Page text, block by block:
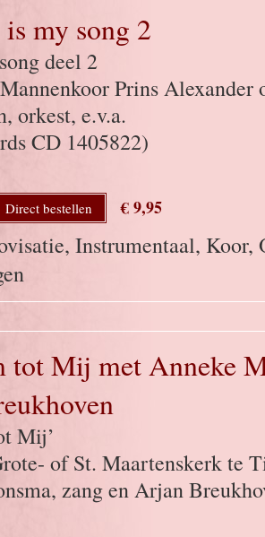
my song 2
deel 2
Prins Alexander
orkest, e.v.a.
CD 1405822)
Direct bestellen € 9,95
Instrumentaal, Koor,
tot Mij met Anneke
Mij’
of St. Maartenskerk te
zang en Arjan